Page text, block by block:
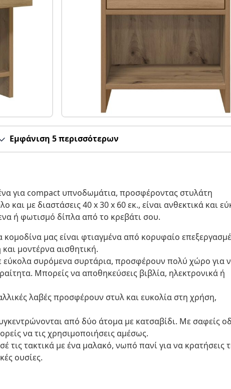
Εμφάνιση 5 περισσότερων
για compact υπνοδωμάτια, προσφέροντας στυλάτη
και με διαστάσεις 40 x 30 x 60 εκ., είναι ανθεκτικά και
ή φωτισμό δίπλα από το κρεβάτι σου.
κομοδίνα μας είναι φτιαγμένα από κορυφαίο
μοντέρνα αισθητική.
εύκολα συρόμενα συρτάρια, προσφέρουν πολύ χώρο για
Μπορείς να αποθηκεύσεις βιβλία, ηλεκτρονικά ή
λαβές προσφέρουν στυλ και ευκολία στη χρήση,
από δύο άτομα με κατσαβίδι. Με σαφείς
να τις χρησιμοποιήσεις αμέσως.
τις τακτικά με ένα μαλακό, νωπό πανί για να κρατήσεις
ουσίες.